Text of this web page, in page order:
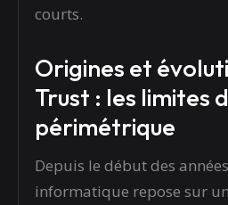
courts.
Origines et
Trust : les limites
périmétrique
Depuis le début des
informatique repose sur